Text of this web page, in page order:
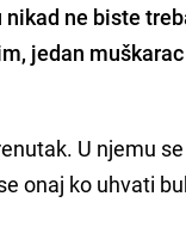
ne biste
jedan
U njemu
onaj ko uhvati